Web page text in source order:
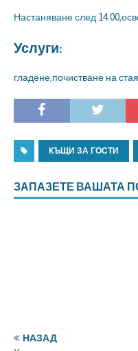
Настаняване след
Услуги:
гладене,почистване на
КЪЩИ ЗА ГОСТИ
ЗАПАЗЕТЕ ВАШАТА
НАЗАД